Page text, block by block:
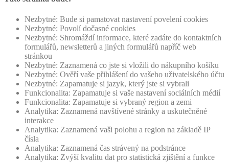
Nezbytné: Bude si pamatovat nastavení povelení cookies
Nezbytné: Povolí dočasné cookies
Nezbytné: Shromáždí informace, které zadáte do kontaktních
formulářů, newsletterů a jiných formulářů napříč web
stránkou
Nezbytné: Zaznamená co jste si vložili do nákupního košíku
Nezbytné: Ověří vaše přihlášení do vašeho uživatelského účtu
Nezbytné: Zapamatuje si jazyk, který jste si vybrali
Funkcionalita: Zapamatuje si vaše nastavení sociálních médií
Funkcionalita: Zapamatuje si vybraný region a zemi
Analytika: Zaznamená navštívené stránky a uskutečněné
interakce
Analytika: Zaznamená vaši polohu a region na základě IP
čísla
Analytika: Zaznamená čas strávený na podstránce
Analytika: Zvýší kvalitu dat pro statistická zjištění a funkce